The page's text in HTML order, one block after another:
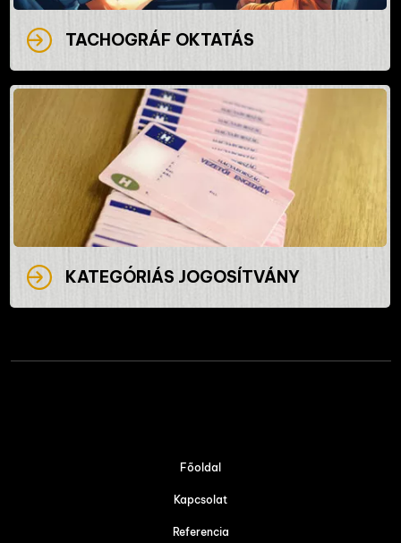
TACHOGRÁF OKTATÁS
KATEGÓRIÁS JOGOSÍTVÁNY
Főoldal
Kapcsolat
Referencia